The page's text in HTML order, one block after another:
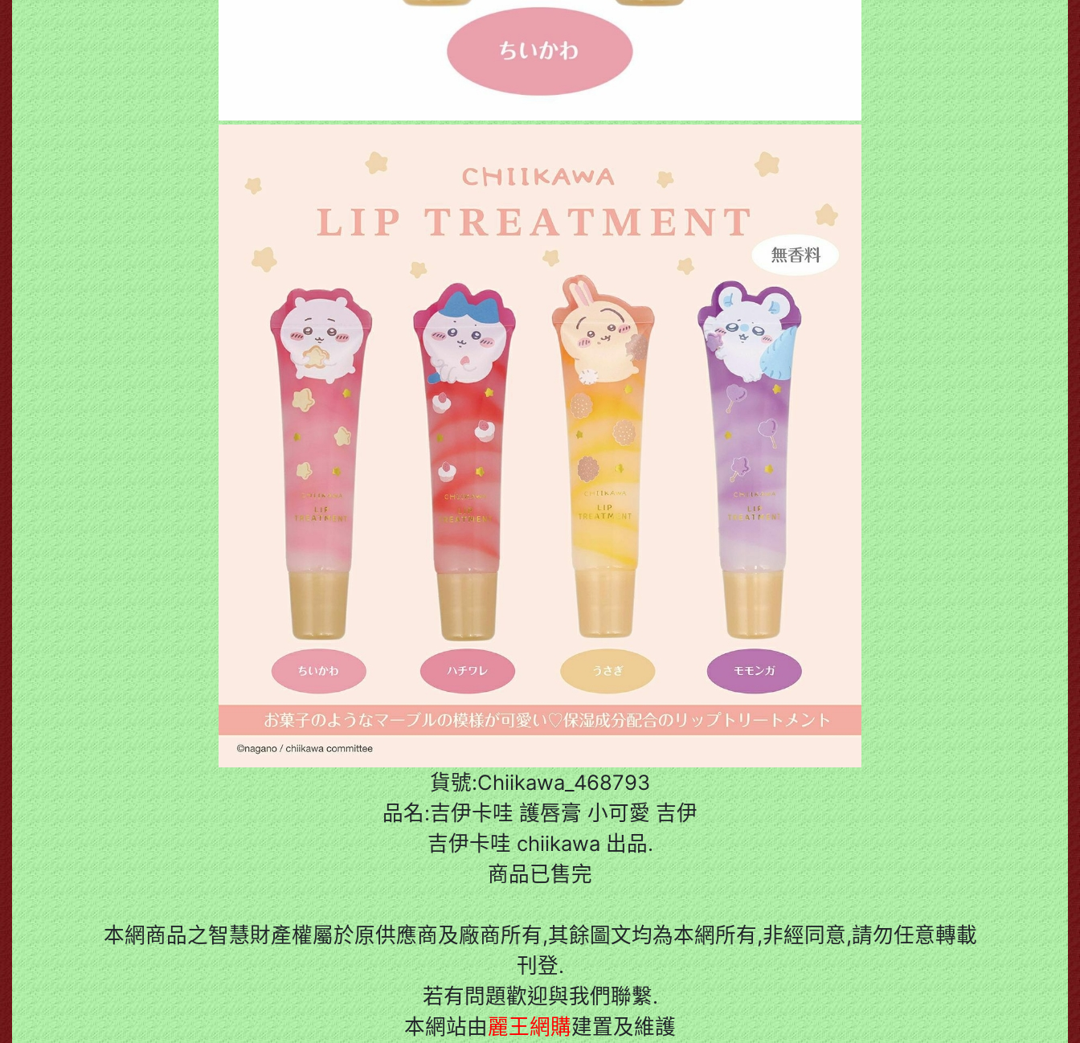
貨號:Chiikawa_468793
品名:吉伊卡哇 護唇膏 小可愛 吉伊
吉伊卡哇 chiikawa 出品.
商品已售完
本網商品之智慧財產權屬於原供應商及廠商所有,其餘圖文均為本網所有,非經同意,請勿任意轉載
刊登.
若有問題歡迎與我們聯繫.
本網站由麗王網購建置及維護